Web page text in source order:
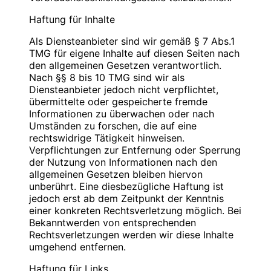
Blauweb.DE Internet-Solutions, Inhaber
Christan Hinzmann
Firmierung: BlauWeb.DE Internet-Solutions
Name: Christian Hinzmann
Strasse: Friedhofsweg 5
PLZ/Ort: 12529 Schönefeld
E-Mail: info@blauweb.de
Telefon: 03379 591001
Telefax: 03379 591 002
Mobil: 0176 277 50500
Umsatzsteuer-Identifikationsnummer gemäß §
27 a Umsatzsteuergesetz:
DE 283623660
Inhaber: Christian Hinzmann
Verantwortlich für den Inhalt nach § 55 Abs. 2
RStV:
Name: Christian Hinzmann
Strasse: Friedhofsweg 5
Verantwortliche Stelle
Name: Christian Hinzmann
Strasse: Friedhofsweg 5
PLZ/Ort: 12529 Schönefeld
E-Mail: info@blauweb.de
Mobil: 0176 277 50500
Cookies
Zur besseren Benutzerführung setzen wir Cookies
ein. Durch die Verwendung von Cookies wird die
Nutzung von Webseiten für den Nutzer vereinfacht.
Bestimmte Seiten sind ohne deren Einsatz nicht oder
nicht fehlerfrei aufrufbar. Diese Gründe stellen auch
das berechtigte Interesse für diese
Datenverarbeitung nach Art. 6 Abs. 1 lit. f DSGVO
dar (die Nutzung von Cookies zu Analysezwecken
wird in einem anderen Punkt behandelt). Gängige
Browser bieten die Einstellungsmöglichkeit, Cookies
Haftung für Inhalte
Als Diensteanbieter sind wir gemäß § 7 Abs.1
TMG für eigene Inhalte auf diesen Seiten nach
den allgemeinen Gesetzen verantwortlich.
Nach §§ 8 bis 10 TMG sind wir als
Diensteanbieter jedoch nicht verpflichtet,
übermittelte oder gespeicherte fremde
Informationen zu überwachen oder nach
Umständen zu forschen, die auf eine
rechtswidrige Tätigkeit hinweisen.
Verpflichtungen zur Entfernung oder Sperrung
der Nutzung von Informationen nach den
allgemeinen Gesetzen bleiben hiervon
unberührt. Eine diesbezügliche Haftung ist
jedoch erst ab dem Zeitpunkt der Kenntnis
einer konkreten Rechtsverletzung möglich. Bei
Bekanntwerden von entsprechenden
Rechtsverletzungen werden wir diese Inhalte
umgehend entfernen.
Haftung für Links